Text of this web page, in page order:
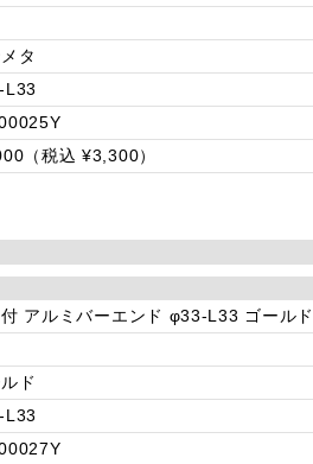
タ
L33
（税込 ¥3,300）
アルミバーエンド φ33-L33 ゴールド
ド
L33